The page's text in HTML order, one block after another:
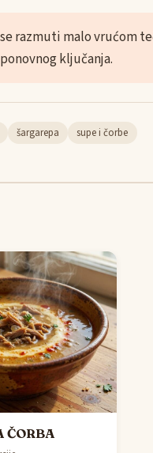
razmuti malo vrućom
ključanja.
šargarepa supe i čorbe
ČORBA